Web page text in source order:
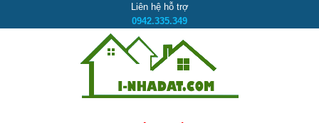
Liên hệ hỗ trợ
0942.335.349